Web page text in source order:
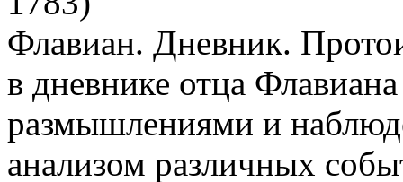
Флавиан. Дневник.
в дневнике отца
размышлениями и
анализом различных